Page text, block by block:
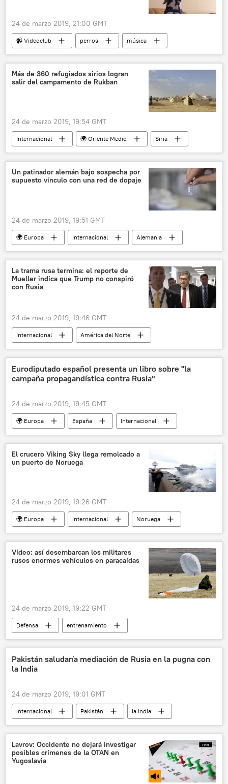
24 de marzo 2019, 21:00 GMT
📹 Videoclub perros
música
👤 Gente
Más de 360 refugiados sirios logran
salir del campamento de Rukban
24 de marzo 2019, 19:54 GMT
Internacional 🌍 Oriente Medio
Siria
refugiados
campamento
salida
noticias
Un patinador alemán bajo sospecha por
supuesto vínculo con una red de dopaje
24 de marzo 2019, 19:51 GMT
🌍 Europa Internacional
Alemania
Austria
deportista
dopaje
Juegos Olímpicos
noticias
La trama rusa termina: el reporte de
Mueller indica que Trump no conspiró
con Rusia
24 de marzo 2019, 19:46 GMT
Internacional
América del Norte
EEUU
Donald Trump
Robert Mueller
Bill Barr
trama rusa
noticias
Eurodiputado español presenta un libro sobre "la
campaña propagandística contra Rusia"
24 de marzo 2019, 19:45 GMT
🌍 Europa España
Internacional
Rusia
Javier Couso
libros
presentación
campaña antirrusa
Unión Europea (UE)
El crucero Viking Sky llega remolcado a
un puerto de Noruega
24 de marzo 2019, 19:26 GMT
🌍 Europa Internacional
Noruega
Viking Sky
crucero noticias
Vídeo: así desembarcan los militares
rusos enormes vehículos en paracaídas
24 de marzo 2019, 19:22 GMT
Defensa
entrenamiento
paracaidistas
Rusia noticias
Pakistán saludaría mediación de Rusia en la pugna con
la India
24 de marzo 2019, 19:01 GMT
Internacional Pakistán
la India
mediación
Rusia
🌏 Asia
noticias
Lavrov: Occidente no dejará investigar
posibles crímenes de la OTAN en
Yugoslavia